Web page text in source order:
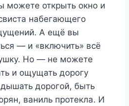
можете открыть окно и
набегающего
А ещё вы
— и «включить» всё
Но — не можете
и ощущать дорогу
дорогой, быть
ваниль протекла. И